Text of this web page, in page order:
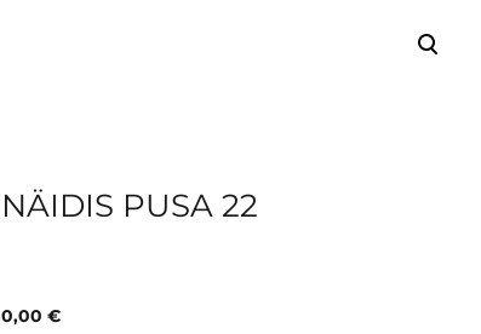
NÄIDIS PUSA 22
0,00 €